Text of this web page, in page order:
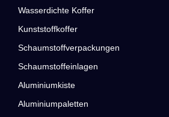
Wasserdichte Koffer
Kunststoffkoffer
Schaumstoffverpackungen
Schaumstoffeinlagen
Aluminiumkiste
Aluminiumpaletten